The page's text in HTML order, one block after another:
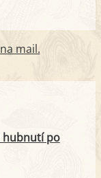
mail.
hubnutí po